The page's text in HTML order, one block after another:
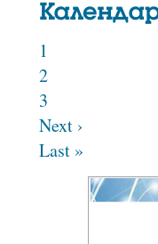
1
2
3
Next ›
Last »